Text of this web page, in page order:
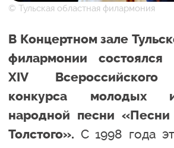
© Тульская областная филармония
В Концертном зале
филармонии состоялся
XIV Всероссийского
конкурса молодых
народной песни
Толстого». С 1998 года